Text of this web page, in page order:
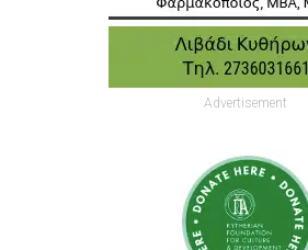
Advertisement